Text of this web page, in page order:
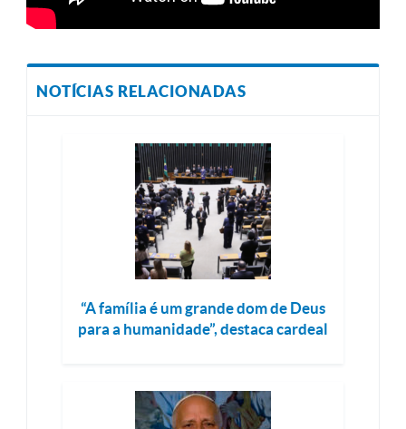
NOTÍCIAS RELACIONADAS
“A família é um grande dom de Deus
para a humanidade”, destaca cardeal